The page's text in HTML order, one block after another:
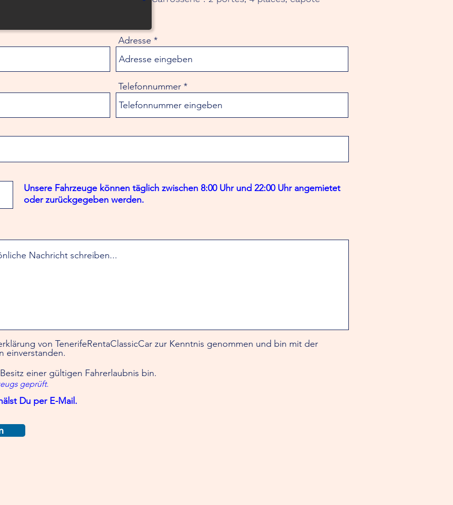
Adresse
Telefonnummer
Unsere Fahrzeuge können täglich zwischen 8:00 Uhr und 22:00 Uhr angemietet
oder zurückgegeben werden.
von TenerifeRentaClassicCar zur Kenntnis genommen und bin mit der
einverstanden.
einer gültigen Fahrerlaubnis bin.
geprüft.
Du per E-Mail.